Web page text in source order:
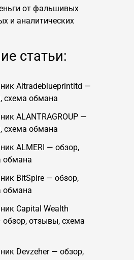
от фальшивых
и аналитических
статьи:
Aitradeblueprintltd —
схема обмана
ALANTRAGROUP —
схема обмана
ALMERI — обзор,
обмана
BitSpire — обзор,
обмана
Capital Wealth
отзывы, схема
Devzeher — обзор,